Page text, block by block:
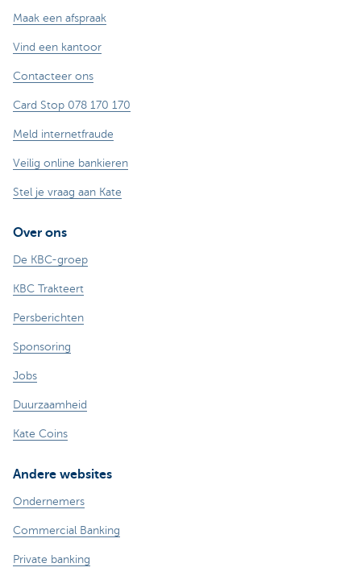
Maak een afspraak
Vind een kantoor
Contacteer ons
Card Stop 078 170 170
Meld internetfraude
Veilig online bankieren
Stel je vraag aan Kate
Over ons
De KBC-groep
KBC Trakteert
Persberichten
Sponsoring
Jobs
Duurzaamheid
Kate Coins
Andere websites
Ondernemers
Commercial Banking
Private banking